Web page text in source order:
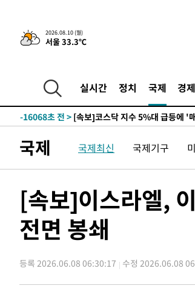
2026.08.10 (월)
서울 33.3℃
실시간 정치 국제 경제
-2369초 전 >트럼프, 이란 추가 요구에 "저강도
-31792초 전 >[속보]이 대통령 "2028년 중순까지
-17590초 전 >
[속보]'전장연 시위' 1호선 용산역
-16068초 전 >
-13354초 전 > [속보]원·달러 환율, 오전 9시
-13088초 전 >
[속보]코스피, 47.56포인트
-11524초 전 >[속보]지하철 1호선 상행선 용산
-8497초 전 >파키스탄 보안군, 대 테러작전으로
살해
-7044초 전 >
인천 앞바다 연락두절 모터보트 승선
-6713초 전 >
이집트, 가자 협상 당사자들에게 약
-31792초 전 >[속보]이 대통령 "2028년 중순까지
으로 임시 배치해 산단 조기 착공"
-28942초 전 >포항스틸야드 관중석 천장 석재
국제 국제최신 국제기구
[속보]이스라엘,
전면 봉쇄
등록 2026.06.08 06:30:17 수정 2026.06.08